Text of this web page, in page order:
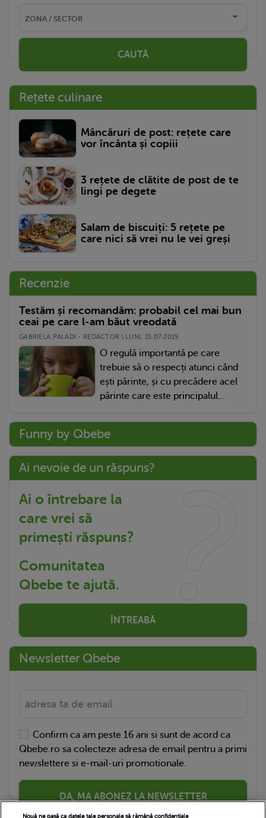
CAUTĂ
Rețete culinare
Mâncăruri de post: rețete care
vor încânta și copiii
3 rețete de clătite de post de te
lingi pe degete
Salam de biscuiți: 5 rețete pe
care nici să vrei nu le vei greși
Recenzie
Testăm și recomandăm: probabil cel mai bun
ceai pe care l-am băut vreodată
GABRIELA PALADI - REDACTOR | LUNI, 15.07.2019
O regulă importantă pe care
trebuie să o respecți atunci când
ești părinte, și cu precădere acel
părinte care este principalul...
Funny by Qbebe
Ai nevoie de un răspuns?
Ai o întrebare la
care vrei să
primești răspuns?
Comunitatea
Qbebe te ajută.
ÎNTREABĂ
Newsletter Qbebe
Confirm ca am peste 16 ani si sunt de acord ca
Qbebe.ro sa colecteze adresa de email pentru a primi
newslettere si e-mail-uri promotionale.
DA, MA ABONEZ LA NEWSLETTER
Nouă ne pasă ca datele tale personale să rămână confidențiale